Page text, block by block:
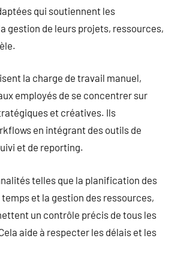
qui soutiennent les
gestion de leurs projets, ressources,
la charge de travail manuel,
employés de se concentrer sur
et créatives. Ils
en intégrant des outils de
et de reporting.
telles que la planification des
et la gestion des ressources,
un contrôle précis de tous les
aide à respecter les délais et les